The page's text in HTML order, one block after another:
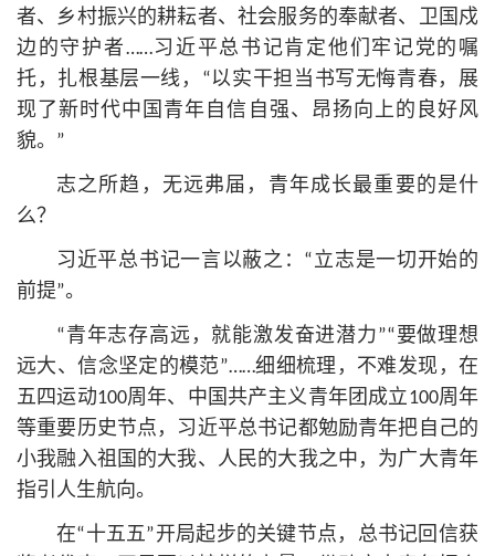
者、乡村振兴的耕耘者、社会服务的奉献者、卫国戍
边的守护者……习 近平总 书记肯定他们牢记党的嘱
托，扎根基层一线，“以实干担当书写无悔青春，展
现了新时代中国青年自信自强、昂扬向上的良好风
貌。”
志之所趋，无远弗届，青年成长最重要的是什
么？
习近平总书记一言以蔽之：“立志是一切开始的
前提”。
“青年志存高远，就能激发奋进潜力”“要做理想
远大、信念坚定的模范”……细细梳理，不难发现，在
五四运动100周年、中国共产主义青年团成立100周年
等重要历史节点，习近平总书记都勉励青年把自己的
小我融入祖国的大我、人民的大我之中，为广大青年
指引人生航向。
在“十五五”开局起步的关键节点， 总书记回信获